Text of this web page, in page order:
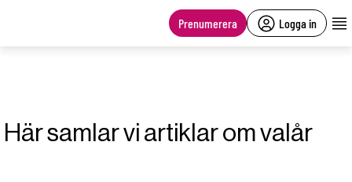
Prenumerera Logga in
Här samlar vi artiklar om valår